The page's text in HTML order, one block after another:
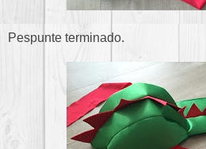
Pespunte terminado.